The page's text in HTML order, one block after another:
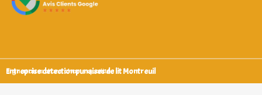
Entreprise detection punaises de lit Montreuil
Signataires d’une charte qualité